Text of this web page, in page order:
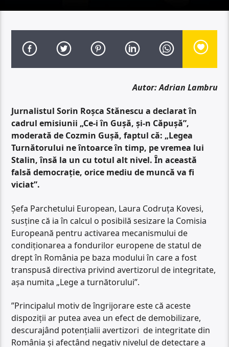
Autor: Adrian Lambru
Jurnalistul Sorin Roșca Stănescu a declarat în
cadrul emisiunii „Ce-i în Gușă, și-n Căpușă”,
moderată de Cozmin Gușă, faptul că: „Legea
Turnătorului ne întoarce în timp, pe vremea lui
Stalin, însă la un cu totul alt nivel. În această
falsă democrație, orice mediu de muncă va fi
viciat”.
Șefa Parchetului European, Laura Codruța Kovesi,
susține că ia în calcul o posibilă sesizare la Comisia
Europeană pentru activarea mecanismului de
condiționarea a fondurilor europene de statul de
drept în România pe baza modului în care a fost
transpusă directiva privind avertizorul de integritate,
așa numita „Lege a turnătorului”.
”Principalul motiv de îngrijorare este că aceste
dispoziții ar putea avea un efect de demobilizare,
descurajând potențialii avertizori de integritate din
România și afectând negativ nivelul de detectare a